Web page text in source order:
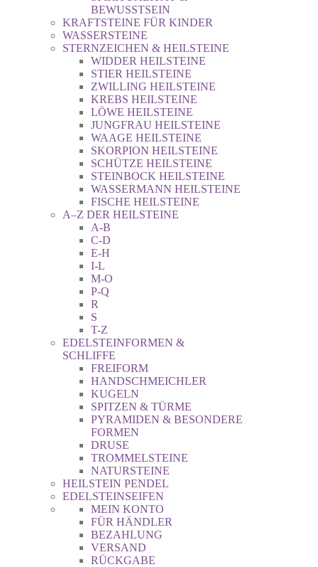
BEWUSSTSEIN
KRAFTSTEINE FÜR KINDER
WASSERSTEINE
STERNZEICHEN & HEILSTEINE
WIDDER HEILSTEINE
STIER HEILSTEINE
ZWILLING HEILSTEINE
KREBS HEILSTEINE
LÖWE HEILSTEINE
JUNGFRAU HEILSTEINE
WAAGE HEILSTEINE
SKORPION HEILSTEINE
SCHÜTZE HEILSTEINE
STEINBOCK HEILSTEINE
WASSERMANN HEILSTEINE
FISCHE HEILSTEINE
A–Z DER HEILSTEINE
A-B
C-D
E-H
I-L
M-O
P-Q
R
S
T-Z
EDELSTEINFORMEN &
SCHLIFFE
FREIFORM
HANDSCHMEICHLER
KUGELN
SPITZEN & TÜRME
PYRAMIDEN & BESONDERE
FORMEN
DRUSE
TROMMELSTEINE
NATURSTEINE
HEILSTEIN PENDEL
EDELSTEINSEIFEN
MEIN KONTO
FÜR HÄNDLER
BEZAHLUNG
VERSAND
RÜCKGABE